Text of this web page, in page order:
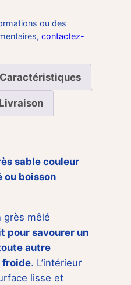
ou des
contactez-
Caractéristiques
Livraison
sable couleur
ou boisson
grès mêlé
pour savourer un
autre
froide. L’intérieur
lisse et